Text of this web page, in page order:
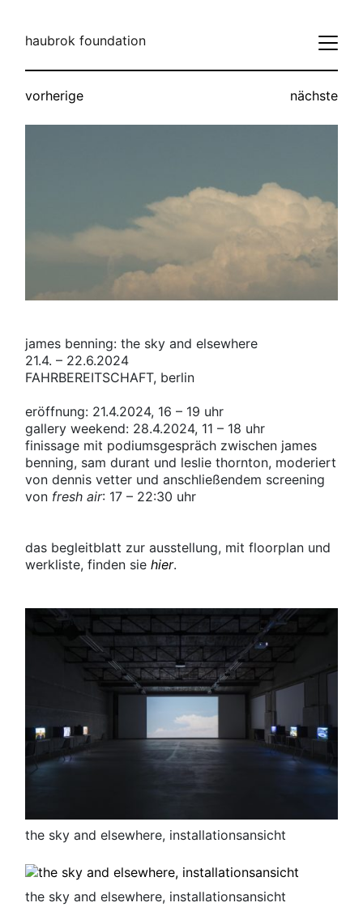
haubrok foundation
vorherige nächste
james benning: the sky and elsewhere
21.4. – 22.6.2024
FAHRBEREITSCHAFT, berlin
eröffnung: 21.4.2024, 16 – 19 uhr
gallery weekend: 28.4.2024, 11 – 18 uhr
finissage mit podiumsgespräch zwischen james
benning, sam durant und leslie thornton, moderiert
von dennis vetter und anschließendem screening
von fresh air: 17 – 22:30 uhr
das begleitblatt zur ausstellung, mit floorplan und
werkliste, finden sie hier.
the sky and elsewhere, installationsansicht
the sky and elsewhere, installationsansicht